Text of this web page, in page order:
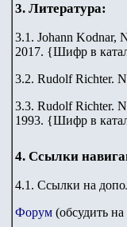
3. Литература:
3.1. Johann Kodnar,
2017. {Шифр в
3.2. Rudolf Richter.
3.3. Rudolf Richter.
1993. {Шифр в
4. Ссылки
4.1. Ссылки на
Форум (обсудить